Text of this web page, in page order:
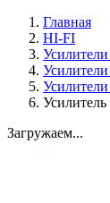
Главная
HI-FI
Усилители
Загружаем...